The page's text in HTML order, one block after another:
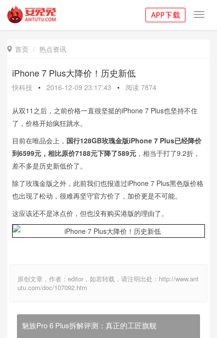
 首页 热点资讯
iPhone 7 Plus大降价！历史新低
快科技 • 2016-12-09 23:17:43 • 阅读 7874
从双11之后，之前价格一直很坚挺的iPhone 7 Plus也坚持不住
了，价格开始疯狂跳水。
目前在唯品会上， 国行128GB玫瑰金版iPhone 7 Plus已经降价
到6599元，相比原价7188元下降了589元 ，相当于打了9.2折，
差不多是历史新低价了。
除了玫瑰金版之外，此前我们也报道过iPhone 7 Plus黑色版价格
也出现了松动，很难再坚守官方价了，加价更是不可能。
这应该还不是冰点价，但也没有购买港版的理由了。
原创文章，作者：editor，如若转载，请注明出处：http://www.ant
utu.com/doc/107092.htm
魅族Pro 6 Plus拆解评测：真正的工匠旗舰